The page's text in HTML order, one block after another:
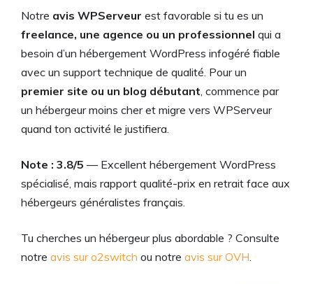
Notre avis WPServeur est favorable si tu es un
freelance, une agence ou un professionnel qui a
besoin d’un hébergement WordPress infogéré fiable
avec un support technique de qualité. Pour un
premier site ou un blog débutant , commence par
un hébergeur moins cher et migre vers WPServeur
quand ton activité le justifiera.
Note : 3.8/5 — Excellent hébergement WordPress
spécialisé, mais rapport qualité-prix en retrait face aux
hébergeurs généralistes français.
Tu cherches un hébergeur plus abordable ? Consulte
notre avis sur o2switch ou notre avis sur OVH